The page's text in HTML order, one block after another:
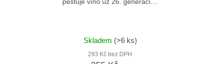
Skladem (>6 ks)
293 Kč bez DPH